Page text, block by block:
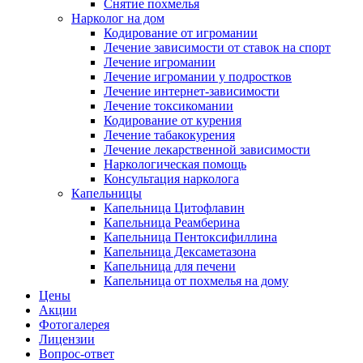
Снятие похмелья
Нарколог на дом
Кодирование от игромании
Лечение зависимости от ставок на спорт
Лечение игромании
Лечение игромании у подростков
Лечение интернет-зависимости
Лечение токсикомании
Кодирование от курения
Лечение табакокурения
Лечение лекарственной зависимости
Наркологическая помощь
Консультация нарколога
Капельницы
Капельница Цитофлавин
Капельница Реамберина
Капельница Пентоксифиллина
Капельница Дексаметазона
Капельница для печени
Капельница от похмелья на дому
Цены
Акции
Фотогалерея
Лицензии
Вопрос-ответ